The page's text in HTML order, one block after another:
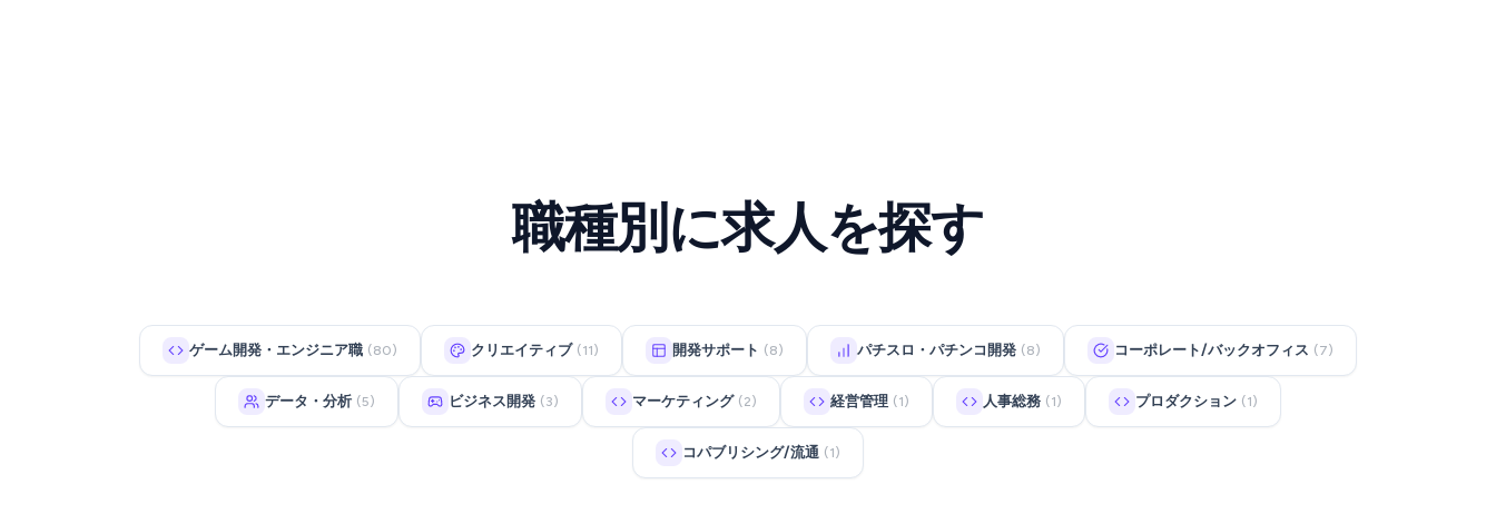
職種別に求人を探す
ゲーム開発・エンジニア職 (80) クリエイティブ (11) 開発サポート (8) パチスロ・パチンコ開発 (8) コーポレート/バックオフィス (7)
データ・分析 (5) ビジネス開発 (3) マーケティング (2) 経営管理 (1) 人事総務 (1) プロダクション (1)
コパブリシング/流通 (1)